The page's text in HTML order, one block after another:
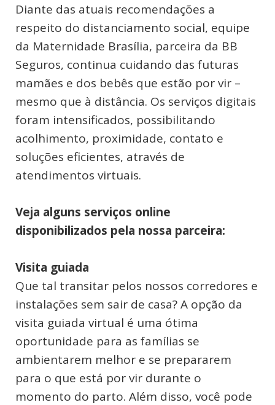
Diante das atuais recomendações a
respeito do distanciamento social, equipe
da Maternidade Brasília, parceira da BB
Seguros, continua cuidando das futuras
mamães e dos bebês que estão por vir –
mesmo que à distância. Os serviços digitais
foram intensificados, possibilitando
acolhimento, proximidade, contato e
soluções eficientes, através de
atendimentos virtuais.
Veja alguns serviços online
disponibilizados pela nossa parceira:
Visita guiada
Que tal transitar pelos nossos corredores e
instalações sem sair de casa? A opção da
visita guiada virtual é uma ótima
oportunidade para as famílias se
ambientarem melhor e se prepararem
para o que está por vir durante o
momento do parto. Além disso, você pode